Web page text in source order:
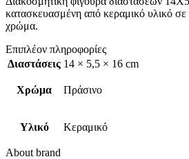
κατασκευασμένη από κεραμικό υλικό σε
χρώμα.
Επιπλέον πληροφορίες
Διαστάσεις 14 × 5,5 × 16 cm
Χρώμα Πράσινο
Υλικό Κεραμικό
About brand